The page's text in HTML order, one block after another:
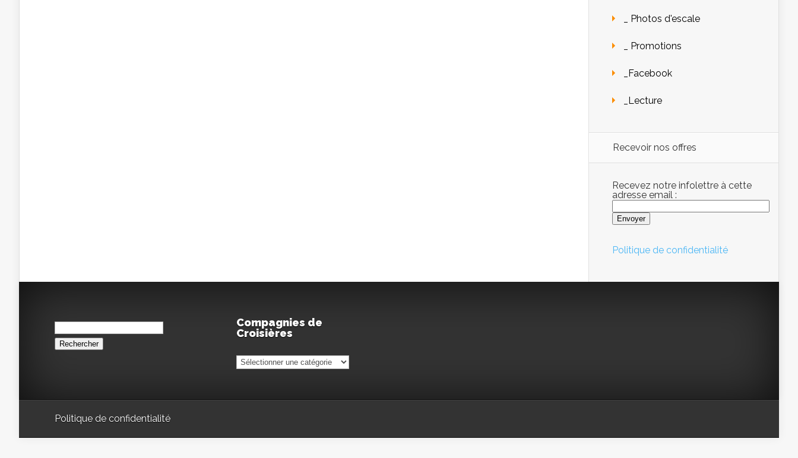
_ Photos d'escale
_ Promotions
_Facebook
_Lecture
Recevoir nos offres
Recevez notre infolettre à cette
adresse email :
Politique de confidentialité
Rechercher :
Compagnies de
Croisières
Compagnies
de
Politique de confidentialité